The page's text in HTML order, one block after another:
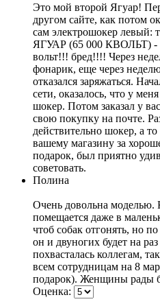
Это мой второй Ягуар!
другом сайте, как потом
сам электрошокер
ЯГУАР (65 000 КВОЛЬТ) -
вольт!!! бред!!!! Через
фонарик, еще через
отказался заряжаться.
сети, оказалось, что у
шокер. Потом заказал у
свою покупку на почте.
действительно шокер, а
вашему магазину за
подарок, был приятно
советовать.
Полина
Очень довольна моделью.
помещается даже в
чтоб собак отгонять, но
он и двуногих будет на
похвасталась коллегам,
всем сотрудницам на 8
подарок). Женщины рады
Оценка: